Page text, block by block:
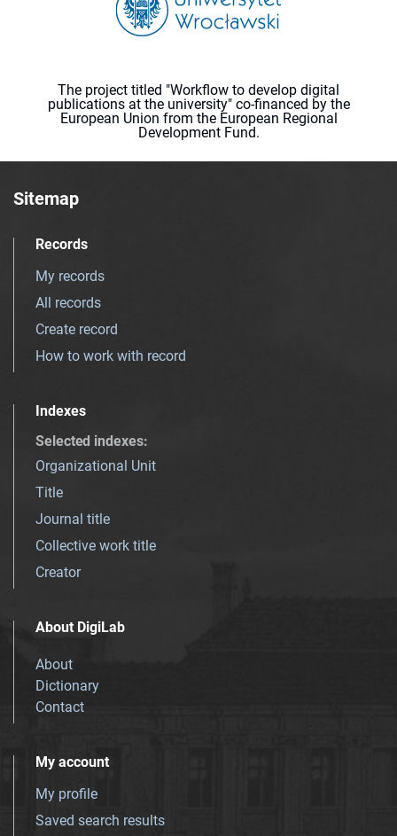
The project titled "Workflow to develop digital
publications at the university" co-financed by the
European Union from the European Regional
Development Fund.
Sitemap
Records
My records
All records
Create record
How to work with record
Indexes
Selected indexes:
Organizational Unit
Title
Journal title
Collective work title
Creator
About DigiLab
About
Dictionary
Contact
My account
My profile
Saved search results